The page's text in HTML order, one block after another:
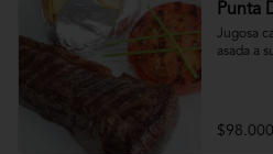
Punta
Jugosa
asada a
$98.000